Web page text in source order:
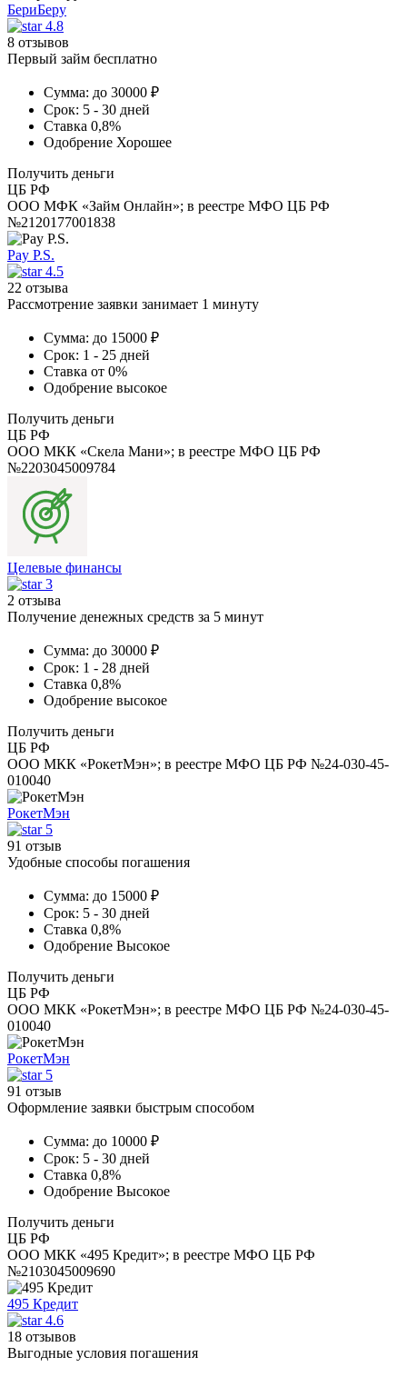
БериБеру
4.8
8 отзывов
Первый займ бесплатно
Сумма: до 30000 ₽
Срок: 5 - 30 дней
Ставка 0,8%
Одобрение Хорошее
Получить деньги
ЦБ РФ
ООО МФК «Займ Онлайн»; в реестре МФО ЦБ РФ
№2120177001838
Pay P.S.
4.5
22 отзыва
Рассмотрение заявки занимает 1 минуту
Сумма: до 15000 ₽
Срок: 1 - 25 дней
Ставка от 0%
Одобрение высокое
Получить деньги
ЦБ РФ
ООО МКК «Скела Мани»; в реестре МФО ЦБ РФ
№2203045009784
Целевые финансы
3
2 отзыва
Получение денежных средств за 5 минут
Сумма: до 30000 ₽
Срок: 1 - 28 дней
Ставка 0,8%
Одобрение высокое
Получить деньги
ЦБ РФ
ООО МКК «РокетМэн»; в реестре МФО ЦБ РФ №24-030-45-
010040
РокетМэн
5
91 отзыв
Удобные способы погашения
Сумма: до 15000 ₽
Срок: 5 - 30 дней
Ставка 0,8%
Одобрение Высокое
Получить деньги
ЦБ РФ
ООО МКК «РокетМэн»; в реестре МФО ЦБ РФ №24-030-45-
010040
РокетМэн
5
91 отзыв
Оформление заявки быстрым способом
Сумма: до 10000 ₽
Срок: 5 - 30 дней
Ставка 0,8%
Одобрение Высокое
Получить деньги
ЦБ РФ
ООО МКК «495 Кредит»; в реестре МФО ЦБ РФ
№2103045009690
495 Кредит
4.6
18 отзывов
Выгодные условия погашения